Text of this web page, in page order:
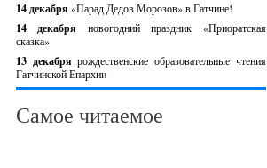
14 декабря «Парад Дедов Морозов» в Гатчине!
14 декабря новогодний праздник «Приоратская
сказка»
13 декабрярождественские образовательные чтения
Гатчинской Епархии
Самое читаемое